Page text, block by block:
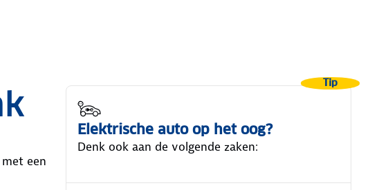
een
Tip
Elektrische auto op het oog?
Denk ook aan de volgende zaken: